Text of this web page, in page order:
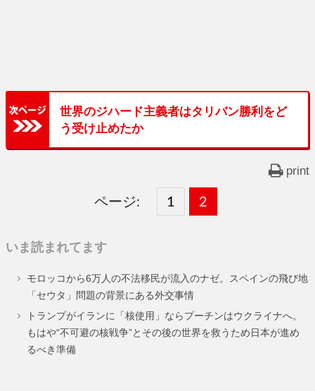
世界のジハード主義者はタリバン勝利をど
う受け止めたか
print
ページ:
固
ー
ジ
1 ,
固
ー
ジ
2
いま読まれてます
モロッコから6万人の不法移民が流入のナゼ。スペインの飛び地
「セウタ」問題の背景にある外交事情
トランプがイランに「核使用」ならプーチンはウクライナへ。
もはや“不可避の核戦争”とその後の世界を救うため日本が進め
るべき準備